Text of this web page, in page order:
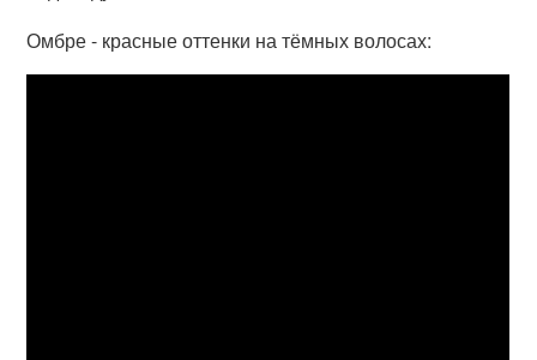
Омбре - красные оттенки на тёмных волосах: